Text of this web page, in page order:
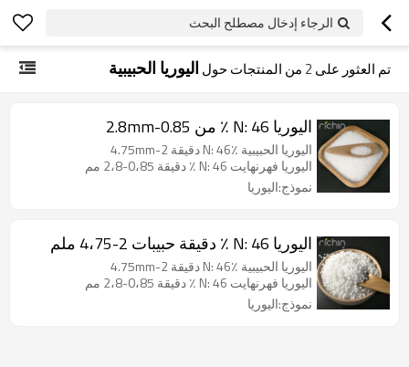
الرجاء إدخال مصطلح البحث
تم العثور على 2 من المنتجات حول اليوريا الحبيبية
اليوريا N: 46 ٪ من 0.85-2.8mm
اليوريا الحبيبية N: 46٪ دقيقة 2-4.75mm
اليوريا فهرنهايت N: 46 ٪ دقيقة 0،85-2،8 مم
نموذج:اليوريا
اليوريا N: 46 ٪ دقيقة حبيبات 2-4،75 ملم
اليوريا الحبيبية N: 46٪ دقيقة 2-4.75mm
اليوريا فهرنهايت N: 46 ٪ دقيقة 0،85-2،8 مم
نموذج:اليوريا